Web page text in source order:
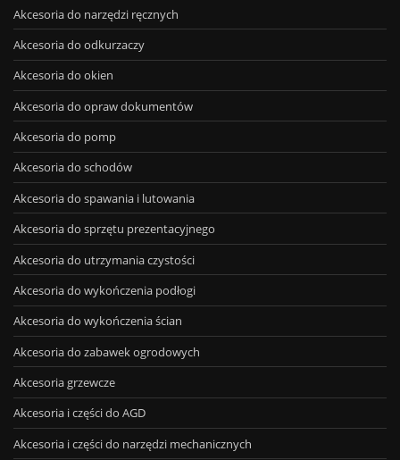
Akcesoria do narzędzi ręcznych
Akcesoria do odkurzaczy
Akcesoria do okien
Akcesoria do opraw dokumentów
Akcesoria do pomp
Akcesoria do schodów
Akcesoria do spawania i lutowania
Akcesoria do sprzętu prezentacyjnego
Akcesoria do utrzymania czystości
Akcesoria do wykończenia podłogi
Akcesoria do wykończenia ścian
Akcesoria do zabawek ogrodowych
Akcesoria grzewcze
Akcesoria i części do AGD
Akcesoria i części do narzędzi mechanicznych